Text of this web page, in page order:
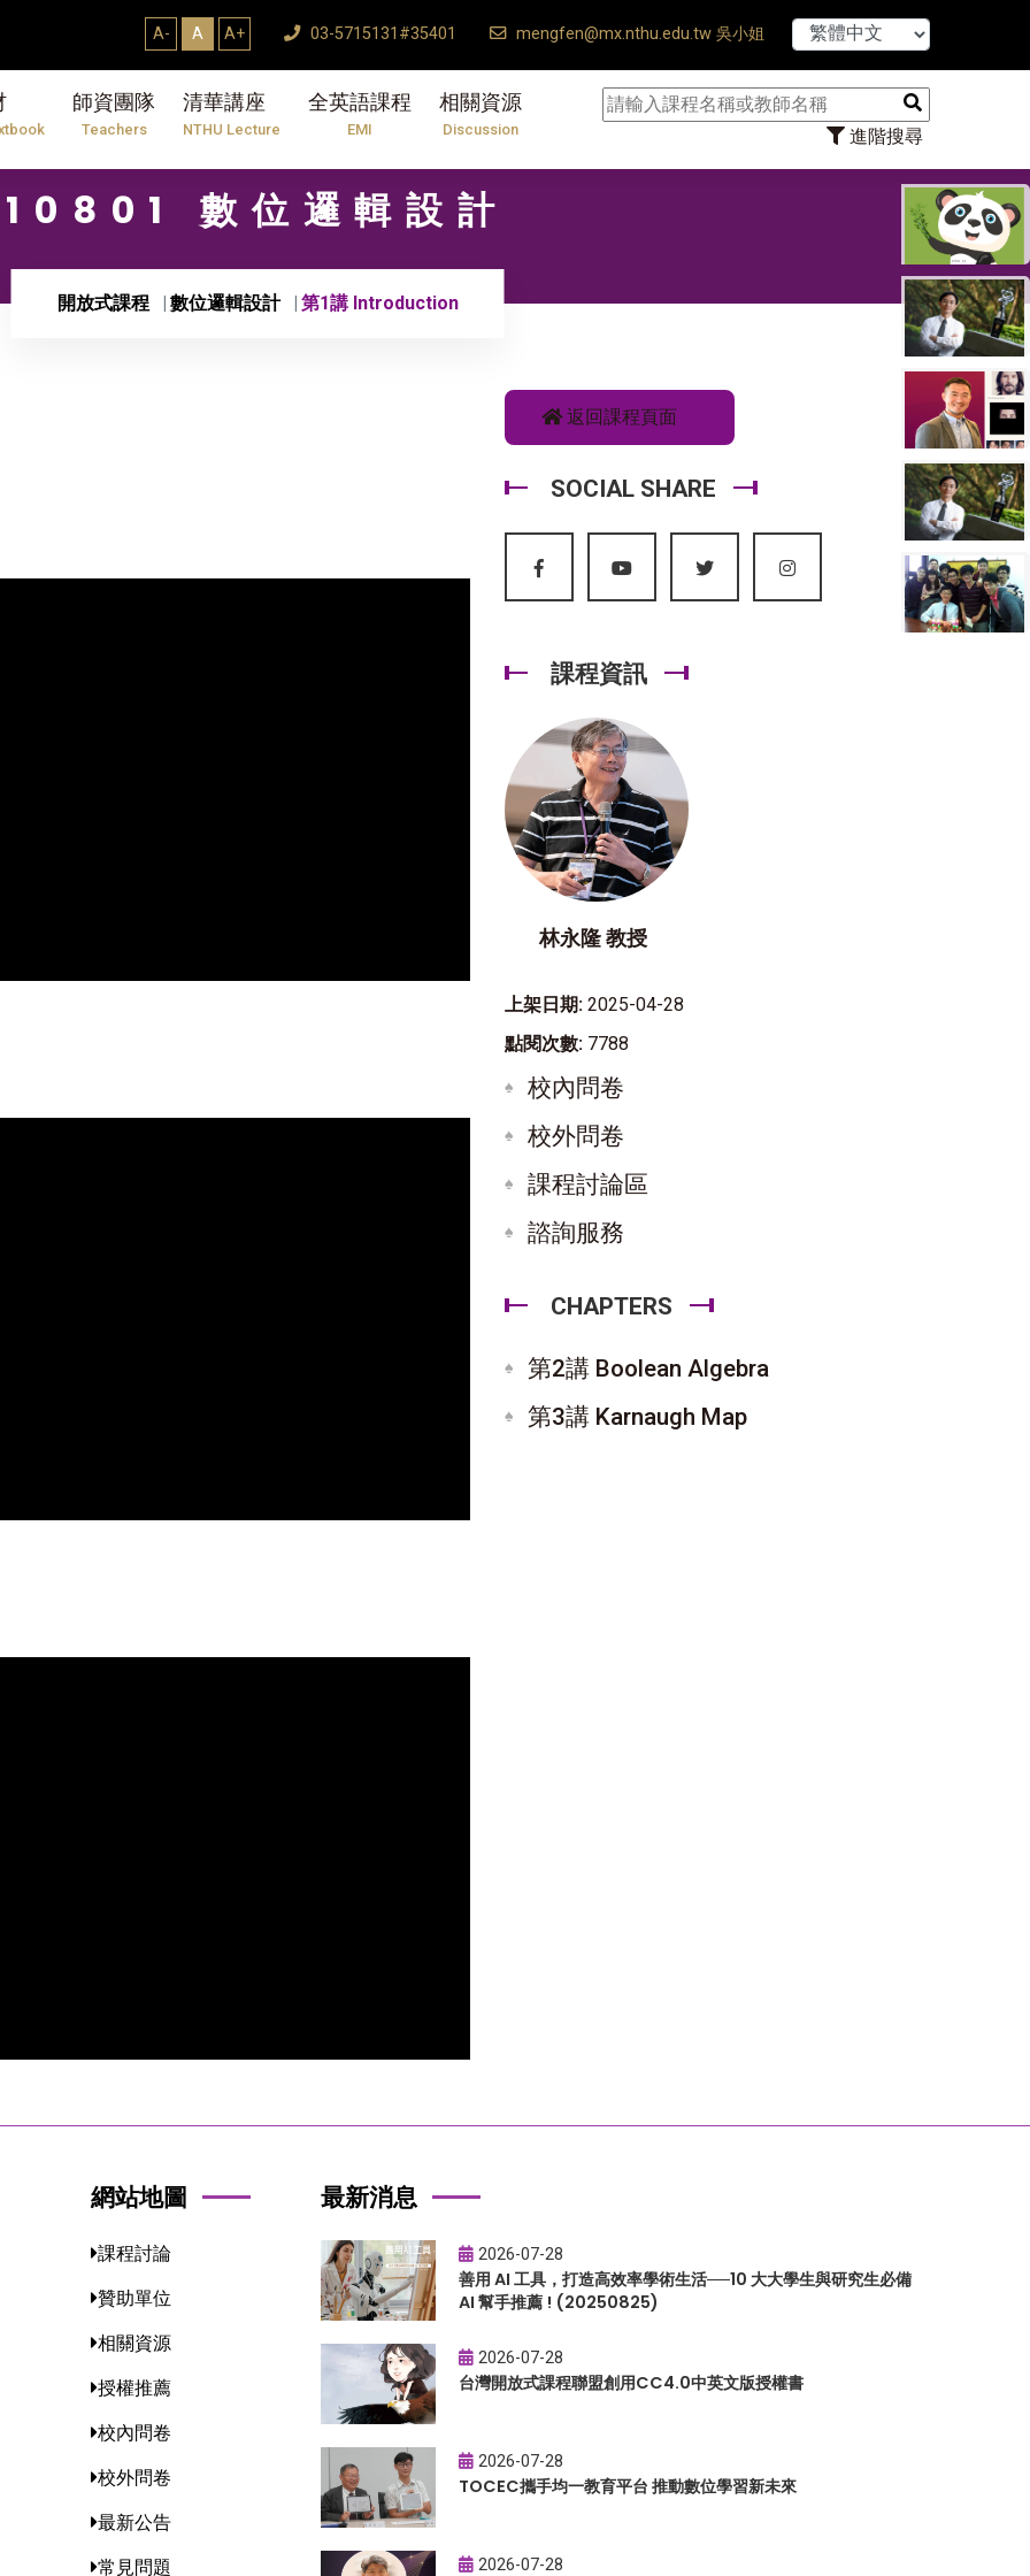
A- A A+ 03-5715131#35401 mengfen@mx.nthu.edu.tw 吳小姐
師資團隊
Teachers
清華講座
NTHU Lecture
全英語課程
EMI
相關資源
Discussion 進階搜尋
【7/31】114
10801 數位邏輯設計
開放式課程 數位邏輯設計 第1講 Introduction
返回課程頁面
SOCIAL SHARE
課程資訊
林永隆 教授
上架日期: 2025-04-28
點閱次數: 7788
校內問卷
校外問卷
課程討論區
諮詢服務
CHAPTERS
第2講 Boolean Algebra
第3講 Karnaugh Map
網站地圖
課程討論
贊助單位
相關資源
授權推薦
校內問卷
校外問卷
最新公告
常見問題
最新消息
2026-07-28
善用 AI 工具，打造高效率學術生活──10 大大學生與研究生必備
AI 幫手推薦 ! (20250825)
2026-07-28
台灣開放式課程聯盟創用CC4.0中英文版授權書
2026-07-28
TOCEC攜手均一教育平台 推動數位學習新未來
2026-07-28